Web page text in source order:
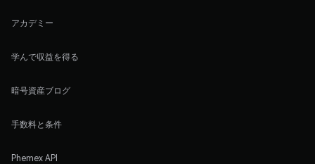
アカデミー
学んで収益を得る
暗号資産ブログ
手数料と条件
Phemex API